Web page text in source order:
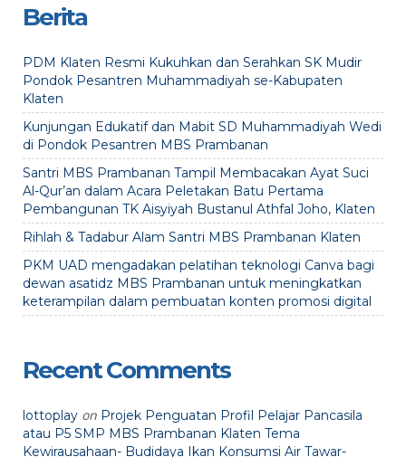
Berita
PDM Klaten Resmi Kukuhkan dan Serahkan SK Mudir
Pondok Pesantren Muhammadiyah se-Kabupaten
Klaten
Kunjungan Edukatif dan Mabit SD Muhammadiyah Wedi
di Pondok Pesantren MBS Prambanan
Santri MBS Prambanan Tampil Membacakan Ayat Suci
Al-Qur’an dalam Acara Peletakan Batu Pertama
Pembangunan TK Aisyiyah Bustanul Athfal Joho, Klaten
Rihlah & Tadabur Alam Santri MBS Prambanan Klaten
PKM UAD mengadakan pelatihan teknologi Canva bagi
dewan asatidz MBS Prambanan untuk meningkatkan
keterampilan dalam pembuatan konten promosi digital
Recent Comments
lottoplay on Projek Penguatan Profil Pelajar Pancasila
atau P5 SMP MBS Prambanan Klaten Tema
Kewirausahaan- Budidaya Ikan Konsumsi Air Tawar-